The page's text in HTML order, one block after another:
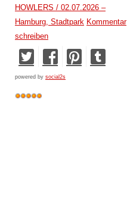
HOWLERS / 02.07.2026 –
Hamburg, Stadtpark Kommentar
schreiben
powered by social2s